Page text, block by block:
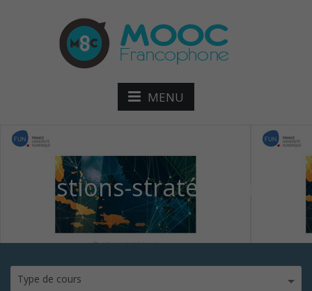
MENU
Questions-stratégiques
Type de cours